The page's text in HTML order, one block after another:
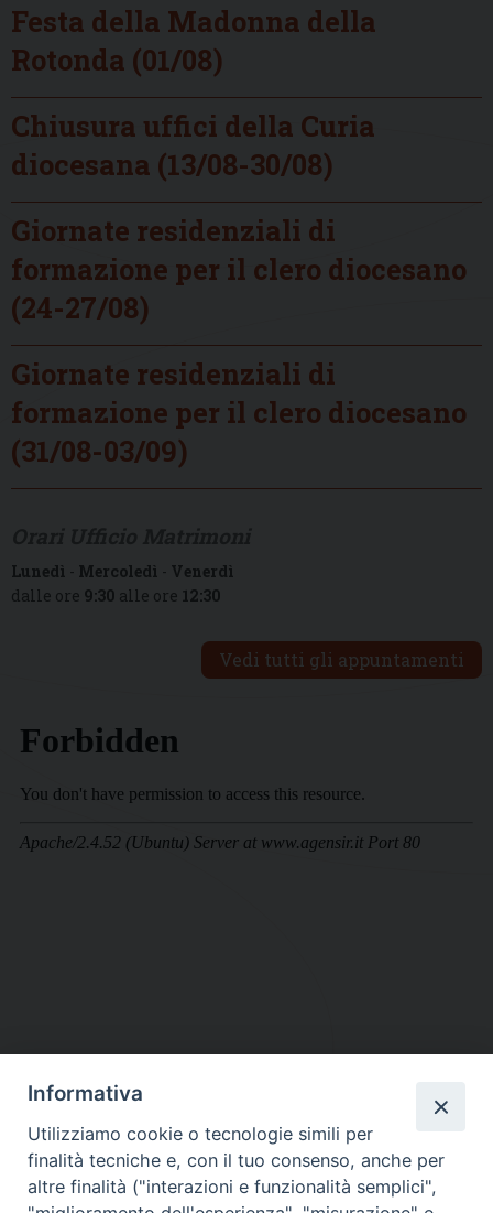
Festa della Madonna della
Rotonda (01/08)
Chiusura uffici della Curia
diocesana (13/08-30/08)
Giornate residenziali di
formazione per il clero diocesano
(24-27/08)
Giornate residenziali di
formazione per il clero diocesano
(31/08-03/09)
Lunedì - Mercoledì - Venerdì
dalle ore 9:30 alle ore 12:30
Vedi tutti gli appuntamenti
DIOCESI SUBURBICARIA DI ALBANO
Contatti:Tel.: 06.93268401 - Fax.: 06.9323844
E-mail:curia@diocesidialbano.it
Informativa
Utilizziamo cookie o tecnologie simili per
finalità tecniche e, con il tuo consenso, anche per
altre finalità ("interazioni e funzionalità semplici",